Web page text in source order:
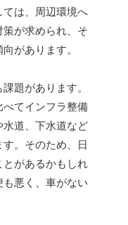
は、周辺環境へ
が求められ、そ
があります。
題があります。
てインフラ整備
道、下水道など
。そのため、日
があるかもしれ
も悪く、車がない